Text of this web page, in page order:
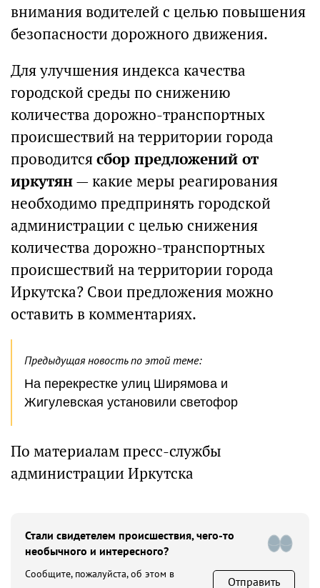
внимания водителей с целью повышения
безопасности дорожного движения.
Для улучшения индекса качества
городской среды по снижению
количества дорожно-транспортных
происшествий на территории города
проводитсясбор предложений от
иркутян— какие меры реагирования
необходимо предпринять городской
администрации с целью снижения
количества дорожно-транспортных
происшествий на территории города
Иркутска? Свои предложения можно
оставить в комментариях.
Предыдущая новость по этой теме:
На перекрестке улиц Ширямова и
Жигулевская установили светофор
По материалам пресс-службы
администрации Иркутска
Стали свидетелем происшествия, чего-то
необычного и интересного?
Сообщите, пожалуйста, об этом в
Отправить